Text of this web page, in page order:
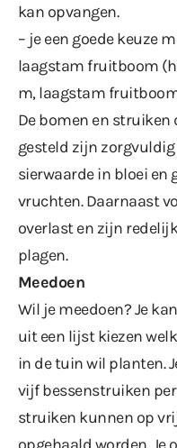
kan opvangen.
– je een goede keuze
laagstam fruitboom
m, laagstam
De bomen en
gesteld zijn
sierwaarde in bloei en
vruchten. Daarnaast
overlast en zijn
plagen.
Meedoen
Wil je meedoen? Je
uit een lijst kiezen
in de tuin wil planten.
vijf bessenstruiken
struiken kunnen op
opgehaald worden. Je